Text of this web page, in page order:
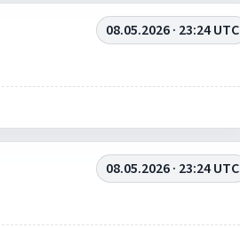
08.05.2026 · 23:24 UTC
08.05.2026 · 23:24 UTC